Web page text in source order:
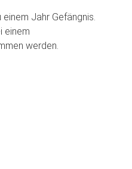
Jahr Gefängnis.
einem
werden.